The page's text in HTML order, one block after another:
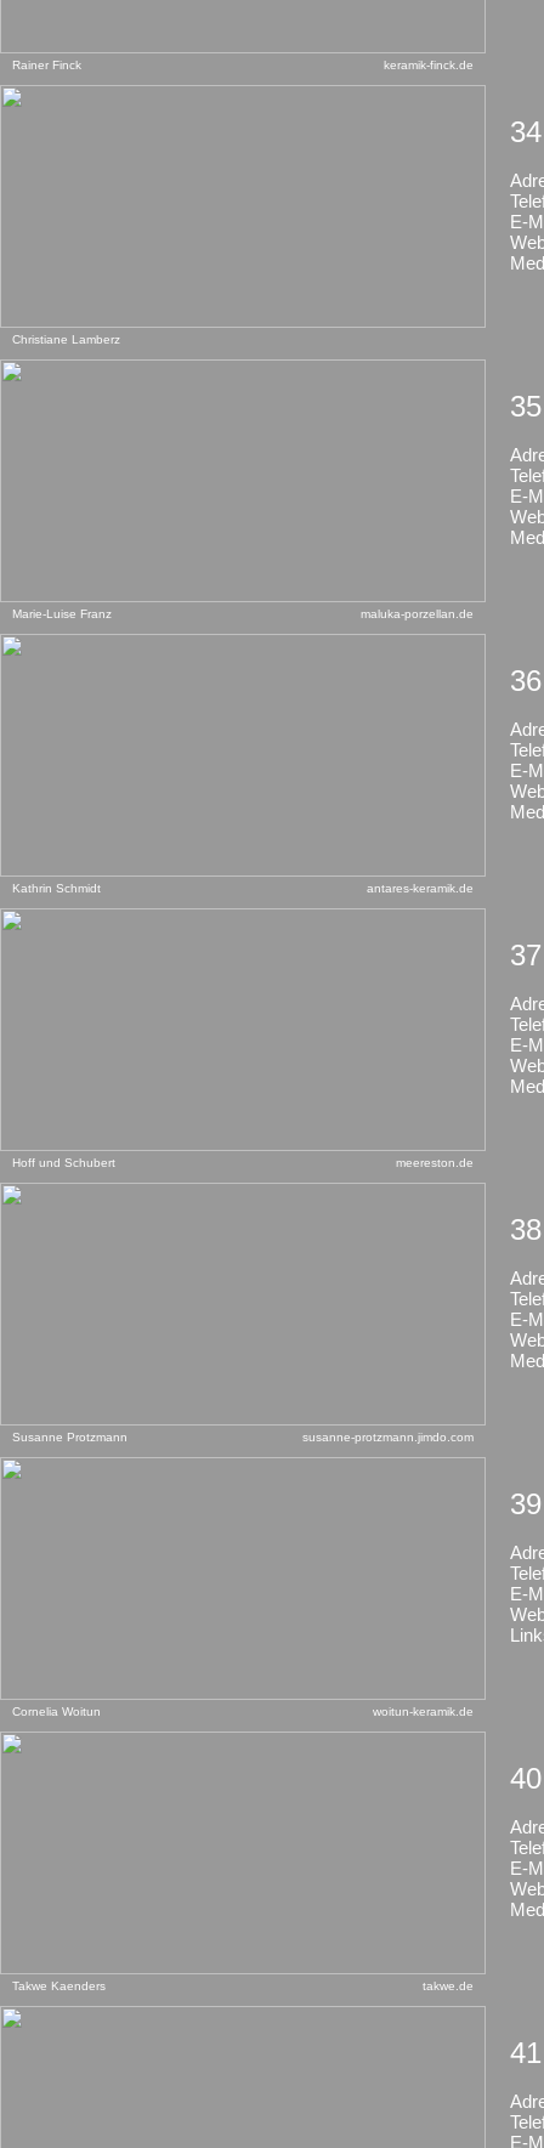
Rainer Finck keramik-finck.de
E-
Christiane Lamberz
E-
Marie-Luise Franz maluka-porzellan.de
E-
Kathrin Schmidt antares-keramik.de
E-
Hoff und Schubert meereston.de
E-
Susanne Protzmann susanne-protzmann.jimdo.com
E-
Cornelia Woitun woitun-keramik.de
E-
Takwe Kaenders takwe.de
E-